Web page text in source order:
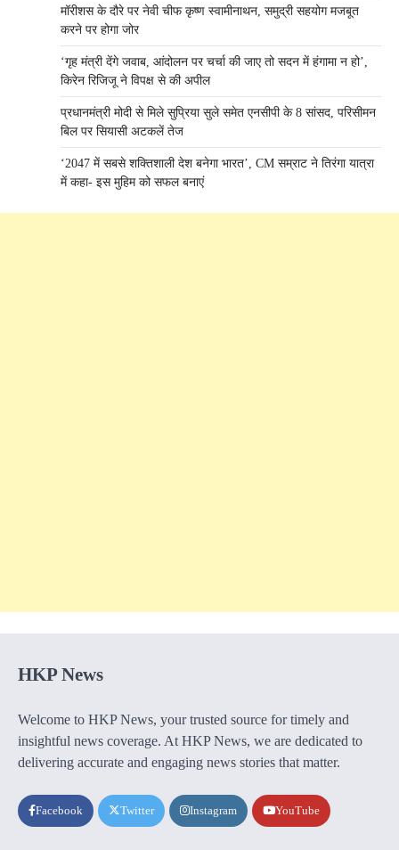
मॉरीशस के दौरे पर नेवी चीफ कृष्ण स्वामीनाथन, समुद्री सहयोग मजबूत
करने पर होगा जोर
‘गृह मंत्री देंगे जवाब, आंदोलन पर चर्चा की जाए तो सदन में हंगामा न हो’,
किरेन रिजिजू ने विपक्ष से की अपील
प्रधानमंत्री मोदी से मिले सुप्रिया सुले समेत एनसीपी के 8 सांसद, परिसीमन
बिल पर सियासी अटकलें तेज
‘2047 में सबसे शक्तिशाली देश बनेगा भारत’, CM सम्राट ने तिरंगा यात्रा
में कहा- इस मुहिम को सफल बनाएं
HKP News
Welcome to HKP News, your trusted source for timely and
insightful news coverage. At HKP News, we are dedicated to
delivering accurate and engaging news stories that matter.
Facebook Twitter Instagram YouTube